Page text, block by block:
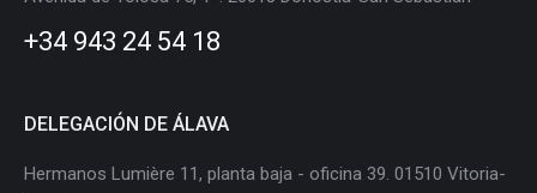
windowwindowwindowwindowwindow
+34 943 24 54 18
DELEGACIÓN DE ÁLAVA
Hermanos Lumière 11, planta baja - oficina 39. 01510 Vitoria-